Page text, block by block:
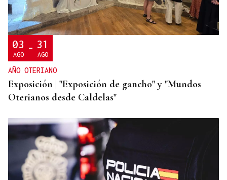
Horóscopo del día: jueves, 6 de agosto
03
AGO - 31
AGO
AÑO OTERIANO
Exposición | "Exposición de gancho" y "Mundos
Oterianos desde Caldelas"